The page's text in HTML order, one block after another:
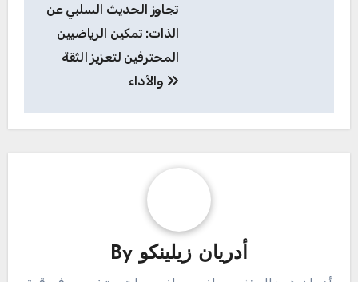
navigation
تجاوز الحديث السلبي عن
الذات: تمكين الرياضيين
المحترفين لتعزيز الثقة
By أدريان زيلينكو